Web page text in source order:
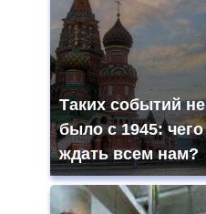
Таких событий не
было с 1945: чего
ждать всем нам?